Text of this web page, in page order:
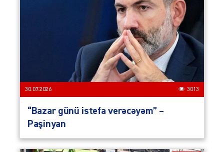
30.07.2026 3013
“Bazar günü istefa verəcəyəm” –
Paşinyan